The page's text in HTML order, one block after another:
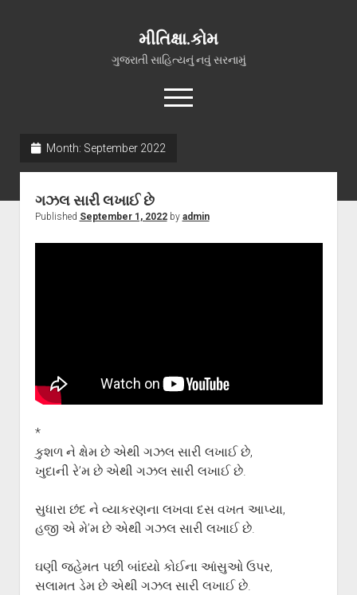
મીતિક્ષા.કોમ
ગુજરાતી સાહિત્યનું નવું સરનામું
open
menu
આપના પ્રતિભાવો
Privacy Policy
Month: September 2022
ગઝલ સારી લખાઈ છે
Published September 1, 2022by admin
*
કુશળ ને ક્ષેમ છે એથી ગઝલ સારી લખાઈ છે,
ખુદાની રે’મ છે એથી ગઝલ સારી લખાઈ છે.
સુધારા છંદ ને વ્યાકરણના લખવા દસ વખત આપ્યા,
હજી એ મે’મ છે એથી ગઝલ સારી લખાઈ છે.
ઘણી જહેમત પછી બાંધ્યો કોઈના આંસુઓ ઉપર,
સલામત ડેમ છે એથી ગઝલ સારી લખાઈ છે.